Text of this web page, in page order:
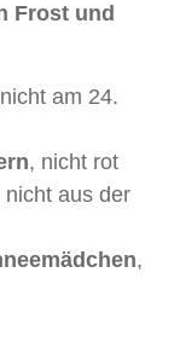
Frost und
am 24.
, nicht rot
nicht aus der
,